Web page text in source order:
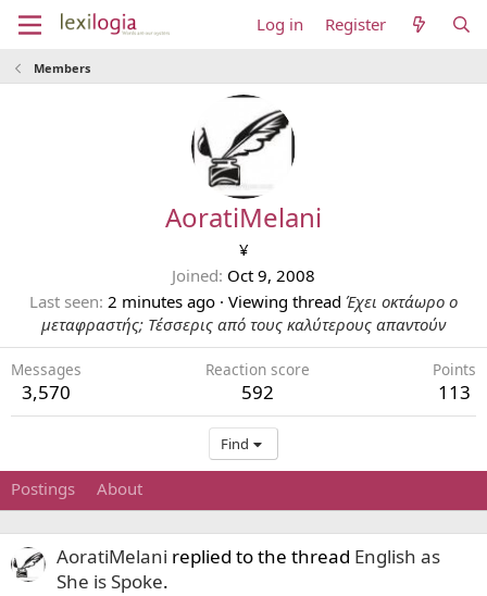
Log in Register
Members
AoratiMelani
¥
Joined Oct 9, 2008
Last seen 2 minutes ago · Viewing thread Έχει οκτάωρο ο
μεταφραστής; Τέσσερις από τους καλύτερους απαντούν
Messages
3,570
Reaction score
592
Points
113
Find
Postings About
AoratiMelani replied to the thread English as
She is Spoke.